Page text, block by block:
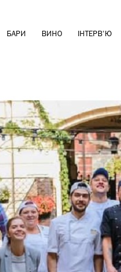
БАРИ ВИНО ІНТЕРВ'Ю